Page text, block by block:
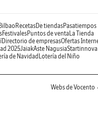
RecetasDe tiendasPasatiempos
FestivalesPuntos de venta La Tienda
Directorio de empresasOfertas
2025JaiakAste NagusiaStartinnova
de Navidad Lotería del Niño
Webs de Vocento